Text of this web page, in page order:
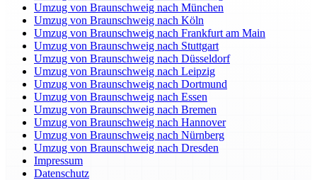
Umzug von Braunschweig nach München
Umzug von Braunschweig nach Köln
Umzug von Braunschweig nach Frankfurt am Main
Umzug von Braunschweig nach Stuttgart
Umzug von Braunschweig nach Düsseldorf
Umzug von Braunschweig nach Leipzig
Umzug von Braunschweig nach Dortmund
Umzug von Braunschweig nach Essen
Umzug von Braunschweig nach Bremen
Umzug von Braunschweig nach Hannover
Umzug von Braunschweig nach Nürnberg
Umzug von Braunschweig nach Dresden
Impressum
Datenschutz